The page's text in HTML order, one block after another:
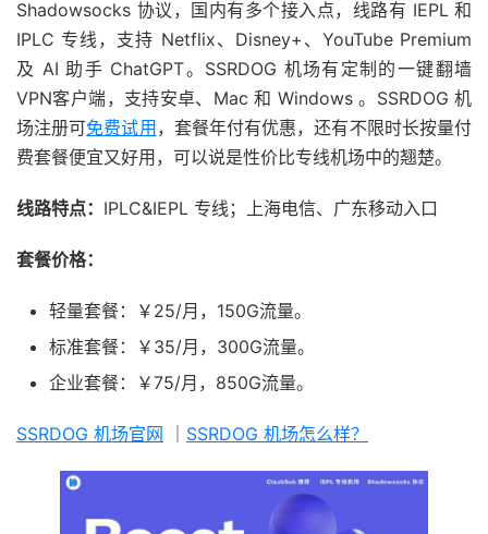
Shadowsocks 协议，国内有多个接入点，线路有 IEPL 和
IPLC 专线，支持 Netflix、Disney+、YouTube Premium
及 AI 助手 ChatGPT。SSRDOG 机场有定制的一键翻墙
VPN客户端，支持安卓、Mac 和 Windows 。SSRDOG 机
场注册可免费试用 ，套餐年付有优惠，还有不限时长按量付
费套餐便宜又好用，可以说是性价比专线机场中的翘楚。
线路特点： IPLC&IEPL 专线；上海电信、广东移动入口
套餐价格：
轻量套餐：￥25/月，150G流量。
标准套餐：￥35/月，300G流量。
企业套餐：￥75/月，850G流量。
SSRDOG 机场官网 SSRDOG 机场怎么样？